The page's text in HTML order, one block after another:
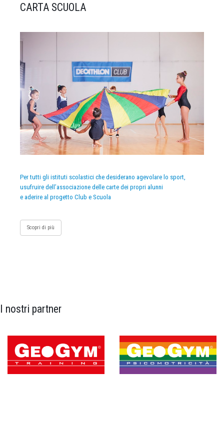
CARTA SCUOLA
Per tutti gli istituti scolastici che desiderano agevolare lo sport,
usufruire dell’associazione delle carte dei propri alunni
e aderire al progetto Club e Scuola
Scopri di più
I nostri partner